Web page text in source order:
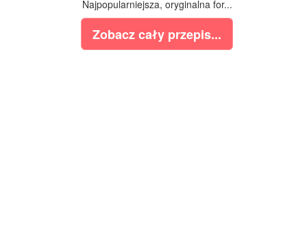
Najpopularniejsza, oryginalna for...
Zobacz cały przepis...